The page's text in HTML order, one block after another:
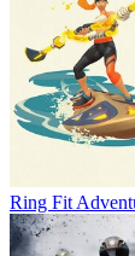
Ring Fit